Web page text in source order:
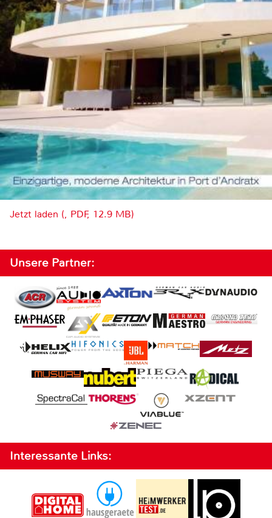
Jetzt laden (, PDF, 12.9 MB)
Unsere Partner:
Interessante Links: